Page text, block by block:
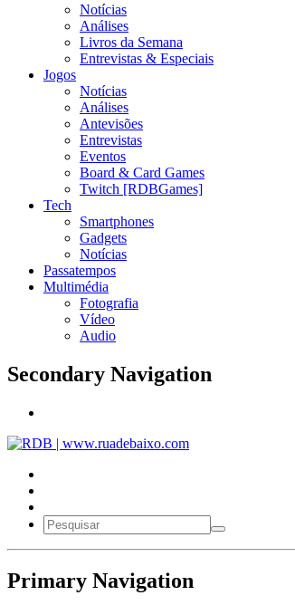
Notícias
Análises
Livros da Semana
Entrevistas & Especiais
Jogos
Notícias
Análises
Antevisões
Entrevistas
Eventos
Board & Card Games
Twitch [RDBGames]
Tech
Smartphones
Gadgets
Notícias
Passatempos
Multimédia
Fotografia
Vídeo
Audio
Secondary Navigation
Primary Navigation